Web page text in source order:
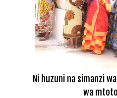
Ni huzuni na simanzi
wa